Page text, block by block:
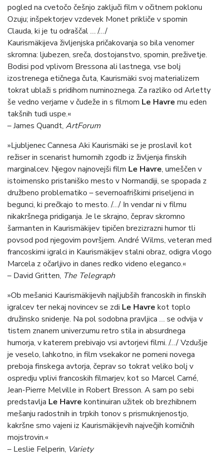
pogled na cvetočo češnjo zaključi film v očitnem poklonu
Ozuju; inšpektorjev vzdevek Monet prikliče v spomin
Clauda, ki je tu odraščal … /…/
Kaurismäkijeva življenjska pričakovanja so bila venomer
skromna: ljubezen, sreča, dostojanstvo, spomin, preživetje.
Bodisi pod vplivom Bressona ali lastnega, vse bolj
izostrenega etičnega čuta, Kaurismäki svoj materializem
tokrat ublaži s pridihom numinoznega. Za razliko od Arletty
še vedno verjame v čudeže in s filmom Le Havre mu eden
takšnih tudi uspe.«
– James Quandt, ArtForum
»Ljubljenec Cannesa Aki Kaurismäki se je proslavil kot
režiser in scenarist humornih zgodb iz življenja finskih
marginalcev. Njegov najnovejši film Le Havre, umeščen v
istoimensko pristaniško mesto v Normandiji, se spopada z
družbeno problematiko – severnoafriškimi priseljenci in
begunci, ki prečkajo to mesto. /…/ In vendar ni v filmu
nikakršnega pridiganja. Je le skrajno, čeprav skromno
šarmanten in Kaurismäkijev tipičen brezizrazni humor tli
povsod pod njegovim površjem. André Wilms, veteran med
francoskimi igralci in Kaurismäkijev stalni obraz, odigra vlogo
Marcela z očarljivo in danes redko videno eleganco.«
– David Gritten, The Telegraph
»Ob mešanici Kaurismäkijevih najljubših francoskih in finskih
igralcev ter nekaj novincev se zdi Le Havre kot toplo
družinsko snidenje. Na pol sodobna pravljica … se odvija v
tistem znanem univerzumu retro stila in absurdnega
humorja, v katerem prebivajo vsi avtorjevi filmi. /…/ Vzdušje
je veselo, lahkotno, in film vsekakor ne pomeni novega
preboja finskega avtorja, čeprav so tokrat veliko bolj v
ospredju vplivi francoskih filmarjev, kot so Marcel Carné,
Jean-Pierre Melville in Robert Bresson. A sam po sebi
predstavlja Le Havre kontinuiran užitek ob brezhibnem
mešanju radostnih in trpkih tonov s prismuknjenostjo,
kakršne smo vajeni iz Kaurismäkijevih največjih komičnih
mojstrovin.«
– Leslie Felperin, Variety